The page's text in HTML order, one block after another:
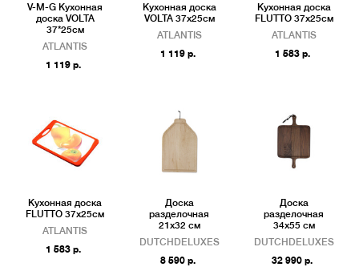
V-M-G Кухонная
доска VOLTA
37*25см
ATLANTIS
1 119 р.
Кухонная доска
VOLTA 37х25см
ATLANTIS
1 119 р.
Кухонная доска
FLUTTO 37х25см
ATLANTIS
1 583 р.
Кухонная доска
FLUTTO 37х25см
ATLANTIS
1 583 р.
Доска
разделочная
21х32 см
DUTCHDELUXES
8 590 р.
Доска
разделочная
34х55 см
DUTCHDELUXES
32 990 р.